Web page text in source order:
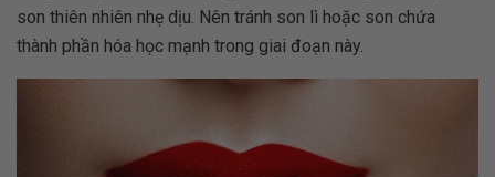
son thiên nhiên nhẹ dịu. Nên tránh son lì hoặc son chứa
thành phần hóa học mạnh trong giai đoạn này.